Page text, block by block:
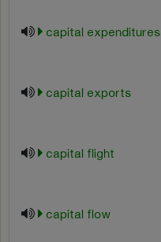
capital expenditures
capital exports
capital flight
capital flow